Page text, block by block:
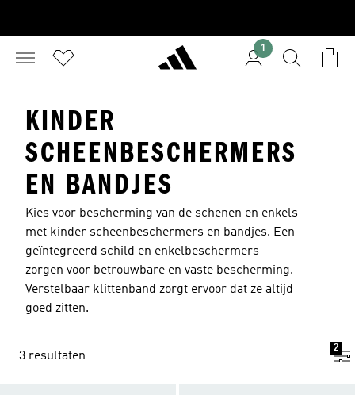
1
KINDER
SCHEENBESCHERMERS
EN BANDJES
Kies voor bescherming van de schenen en enkels
met kinder scheenbeschermers en bandjes. Een
geïntegreerd schild en enkelbeschermers
zorgen voor betrouwbare en vaste bescherming.
Verstelbaar klittenband zorgt ervoor dat ze altijd
goed zitten.
3 resultaten
2